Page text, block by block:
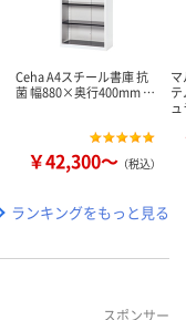
Ceha A4スチール書庫 抗
菌 幅880×奥行400mm …
￥42,300～ （税込）
ランキングをもっと見る
スポンサー